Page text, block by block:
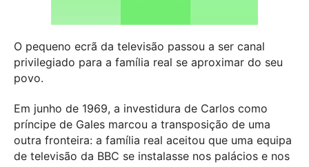
O pequeno ecrã da televisão passou a ser canal
privilegiado para a família real se aproximar do seu
povo.
Em junho de 1969, a investidura de Carlos como
príncipe de Gales marcou a transposição de uma
outra fronteira: a família real aceitou que uma equipa
de televisão da BBC se instalasse nos palácios e nos